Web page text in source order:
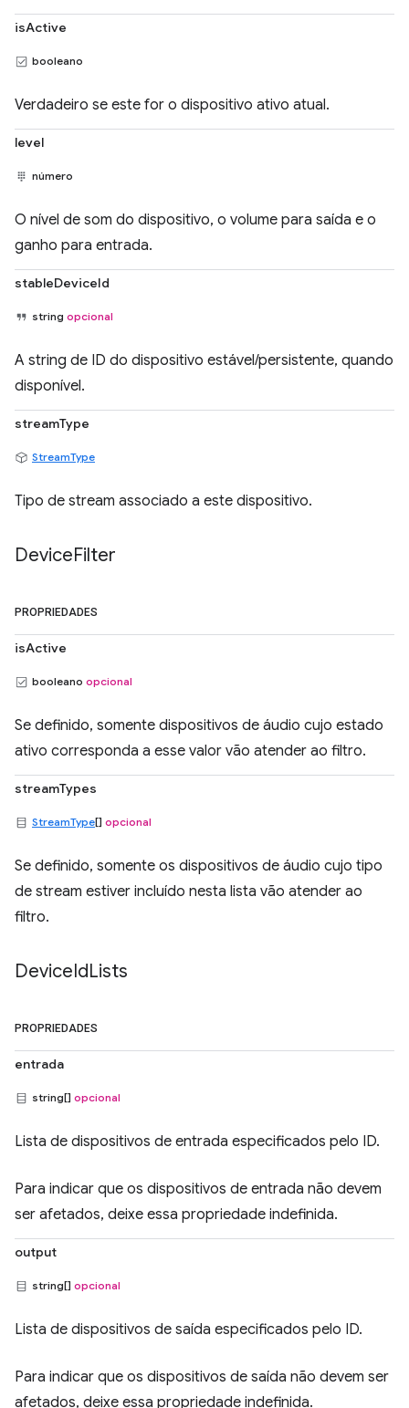
isActive
booleano
Verdadeiro se este for o dispositivo ativo atual.
level
número
O nível de som do dispositivo, o volume para saída e o
ganho para entrada.
stableDeviceId
string opcional
A string de ID do dispositivo estável/persistente, quando
disponível.
streamType
StreamType
Tipo de stream associado a este dispositivo.
DeviceFilter
PROPRIEDADES
isActive
booleano opcional
Se definido, somente dispositivos de áudio cujo estado
ativo corresponda a esse valor vão atender ao filtro.
streamTypes
StreamType[] opcional
Se definido, somente os dispositivos de áudio cujo tipo
de stream estiver incluído nesta lista vão atender ao
filtro.
DeviceIdLists
PROPRIEDADES
entrada
string[] opcional
Lista de dispositivos de entrada especificados pelo ID.
Para indicar que os dispositivos de entrada não devem
ser afetados, deixe essa propriedade indefinida.
output
string[] opcional
Lista de dispositivos de saída especificados pelo ID.
Para indicar que os dispositivos de saída não devem ser
afetados, deixe essa propriedade indefinida.